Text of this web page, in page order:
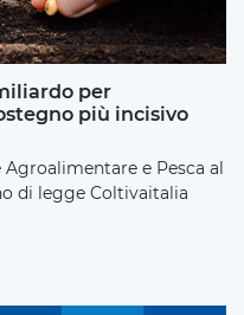
per
più incisivo
e Pesca al
di legge Coltivaitalia